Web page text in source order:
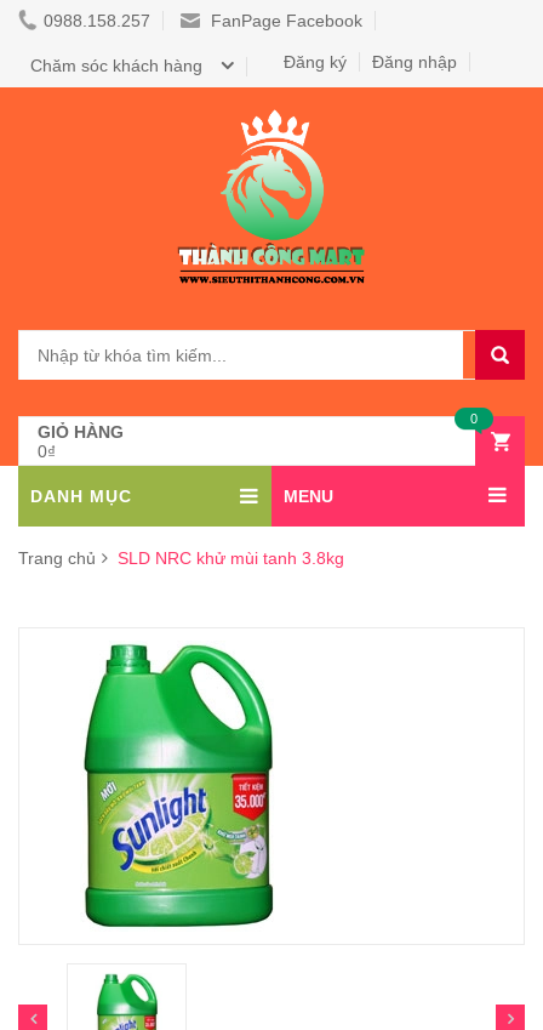
0988.158.257 FanPage Facebook
Đăng nhập
Đăng ký
Chăm sóc khách hàng
GIỎ HÀNG
0₫
0
DANH MỤC MENU
Trang chủ SLD NRC khử mùi tanh 3.8kg